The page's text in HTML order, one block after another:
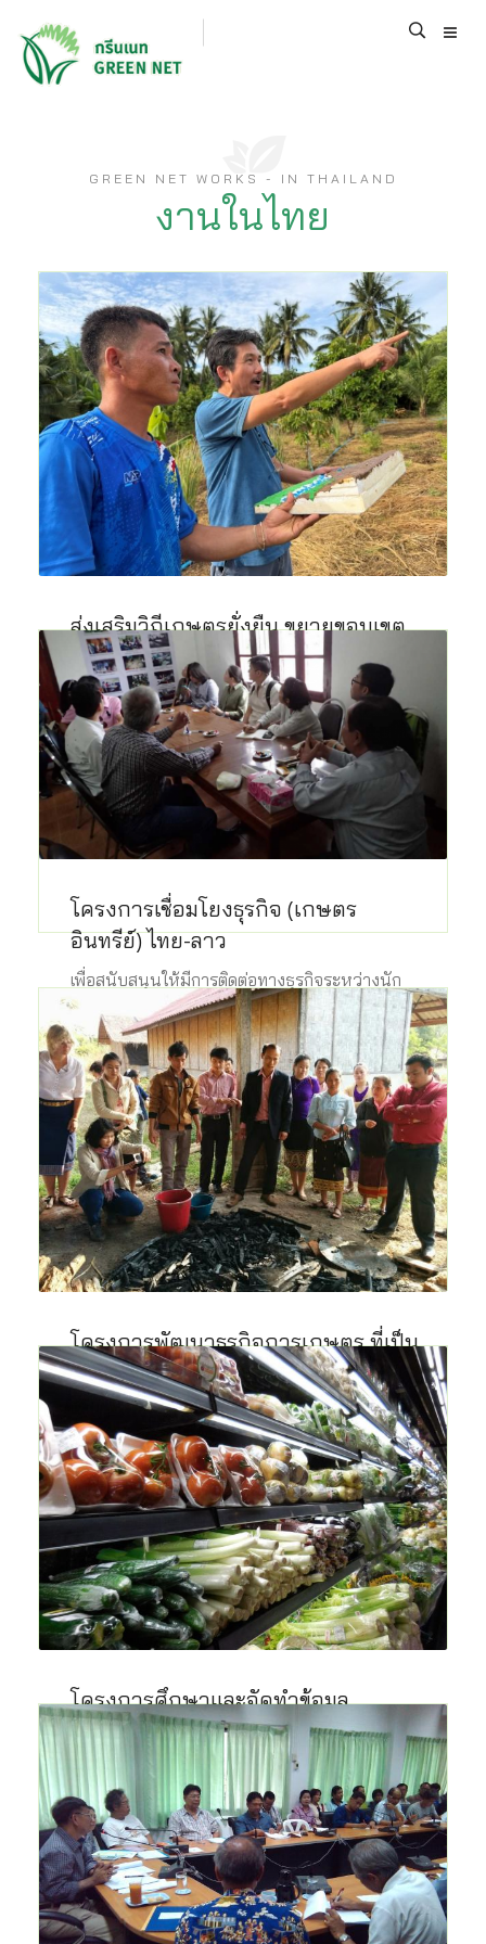
GREEN NET WORKS - IN THAILAND
งานในไทย
ส่งเสริมวิถีเกษตรยั่งยืน ขยายขอบเขต
พื้นที่ให้แมวป่า ในผืนป่าตะวันตก
เริ่ม 16 มี.ค. 2569 สิ้นสุด 31 ธ.ค. 2570 […]
20 มี.ค. 2569
โครงการเชื่อมโยงธุรกิจ (เกษตร
อินทรีย์) ไทย-ลาว
เพื่อสนับสนุนให้มีการติดต่อทางธุรกิจระหว่างนัก
ธุรกิจไทยและลาวเกี่ยวกับธุรกิจเกษตรอินทรีย์ (รวม
ถึงกลุ่มผู้ผลิต) เพื่อสร้างโอกาสในการค้าและการ
ลงทุนในอนาคต
8 ก.ค. 2559
โครงการพัฒนาธุรกิจการเกษตร ที่เป็น
มิตรต่อสภาพอากาศและให้ความสำคัญ
กับบทบาทหญิงชาย ในประเทศไทยและ
สาธารณรัฐประชาชนลาว
คาดหวังที่จะช่วยยกระดับห่วงโซ่สินค้าและการเข้า
ถึงตลาดสำหรับผลผลิตการเกษตรที่เป็นมิตรต่อสิ่ง
แวดล้อมที่ผลิตโดยเกษตกรรายย่อยในภูมิภาคลุ่ม
แม่น้ำโขง
8 ธ.ค. 2558
โครงการศึกษาและจัดทำข้อมูล
สถานการณ์การผลิตและการตลาด
สินค้าอินทรีย์
เพื่อใช้ในการวางแผนการตลาดเกษตรอินทรีย์ไทย
อย่างมีกลยุทธ์
โดยศึกษาภาพรวม ทั้งช่องทางการตลาด การสื่อสาร
ศึกษาวิเคราะห์ขนาดของตลาด สถิติการซื้อขายใน
ประเทศ และการส่งออก รวมถึงสำรวจพฤติกรรมการ
ซื้อ และระดับความเข้าใจของผู้บริโภคเรื่องสินค้า